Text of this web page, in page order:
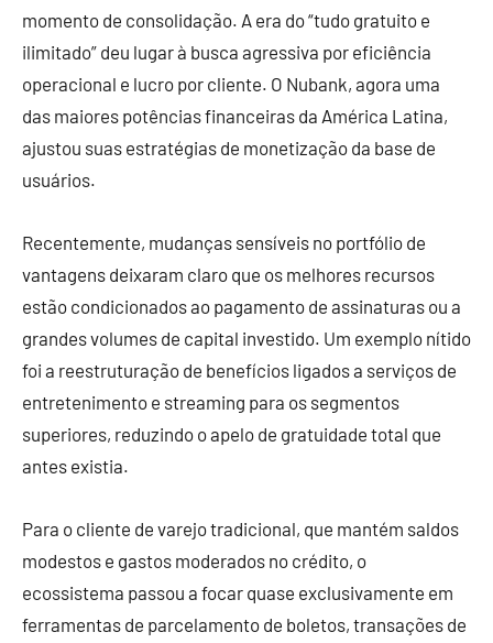
momento de consolidação. A era do “tudo gratuito e
ilimitado” deu lugar à busca agressiva por eficiência
operacional e lucro por cliente. O Nubank, agora uma
das maiores potências financeiras da América Latina,
ajustou suas estratégias de monetização da base de
usuários.
Recentemente, mudanças sensíveis no portfólio de
vantagens deixaram claro que os melhores recursos
estão condicionados ao pagamento de assinaturas ou a
grandes volumes de capital investido. Um exemplo nítido
foi a reestruturação de benefícios ligados a serviços de
entretenimento e streaming para os segmentos
superiores, reduzindo o apelo de gratuidade total que
antes existia.
Para o cliente de varejo tradicional, que mantém saldos
modestos e gastos moderados no crédito, o
ecossistema passou a focar quase exclusivamente em
ferramentas de parcelamento de boletos, transações de